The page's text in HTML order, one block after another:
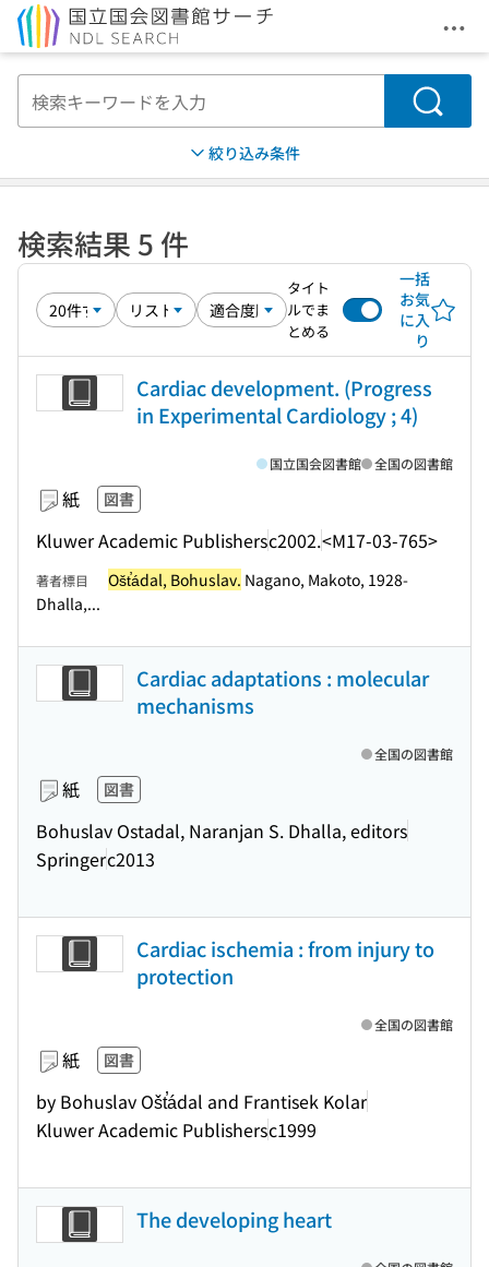
メ
検索
絞り込み条件
検索結果 5 件
タイト
ルでま
とめる
一括
お気
に入
り
Cardiac development. (Progress
in Experimental Cardiology ; 4)
紙 図書
Kluwer Academic Publishersc2002.<M17-03-765>
国立国会図書館 全国の図書館
著者標目 Ošt̕ádal, Bohuslav. Nagano, Makoto, 1928-
Dhalla,...
Cardiac adaptations : molecular
mechanisms
紙 図書
Bohuslav Ostadal, Naranjan S. Dhalla, editors
Springerc2013
全国の図書館
Cardiac ischemia : from injury to
protection
紙 図書
by Bohuslav Ošt̕ádal and Frantisek Kolar
Kluwer Academic Publishersc1999
全国の図書館
The developing heart